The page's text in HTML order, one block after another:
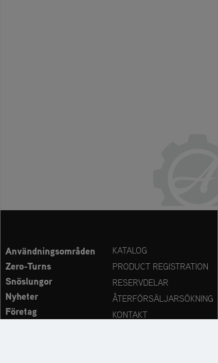
Användningsområden
Zero-Turns
Snöslungor
Nyheter
Företag
KATALOG
PRODUCT REGISTRATION
RESERVDELAR
ÅTERFÖRSÄLJARSÖKNING
KONTAKT